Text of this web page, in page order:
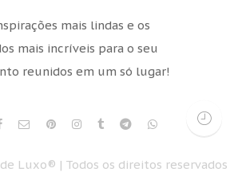
mais lindas e os
mais incríveis para o seu
reunidos em um só lugar!
Luxo® | Todos os direitos reservados